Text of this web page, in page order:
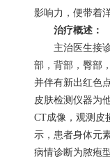
影响力，便带着
治疗概述：
主治医生接诊
部，背部，臀部
并伴有新出红色
皮肤检测仪器为
CT成像，观测皮
示，患者身体元
病情诊断为脓疱